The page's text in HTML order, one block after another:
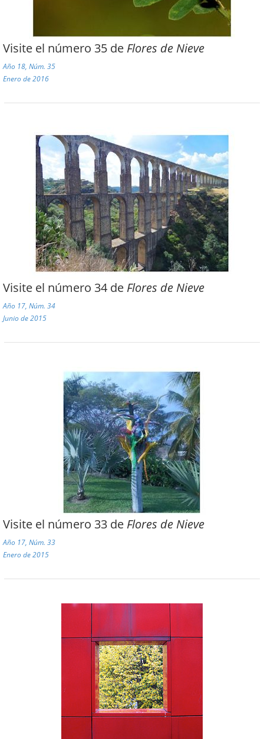
Visite el número 35 de Flores de Nieve
Año 18, Núm. 35
Enero de 2016
Visite el número 34 de Flores de Nieve
Año 17, Núm. 34
Junio de 2015
Visite el número 33 de Flores de Nieve
Año 17, Núm. 33
Enero de 2015